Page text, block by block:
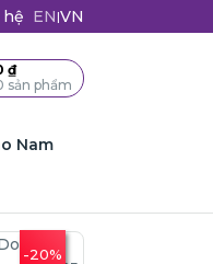
EN|VN
₫
sản phẩm
Nam
-20%